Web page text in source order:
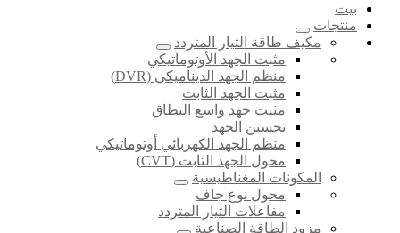
بيت
منتجات
مكيف طاقة التيار المتردد
مثبت الجهد الأوتوماتيكي
منظم الجهد الديناميكي (DVR)
مثبت الجهد الثابت
مثبت جهد واسع النطاق
تحسين الجهد
منظم الجهد الكهربائي أوتوماتيكي
محول الجهد الثابت (CVT)
المكونات المغناطيسية
محول نوع جاف
مفاعلات التيار المتردد
مزود الطاقة الصناعية